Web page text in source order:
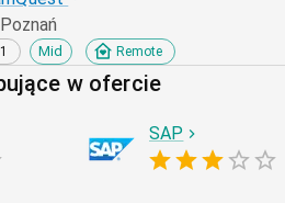
Poznań
Mid Remote
w ofercie
SAP